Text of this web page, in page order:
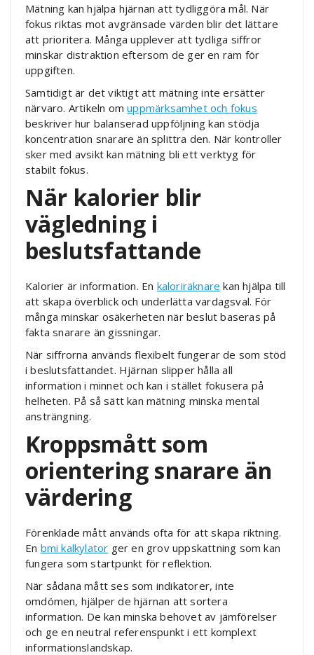
Mätning kan hjälpa hjärnan att tydliggöra mål. När
fokus riktas mot avgränsade värden blir det lättare
att prioritera. Många upplever att tydliga siffror
minskar distraktion eftersom de ger en ram för
uppgiften.
Samtidigt är det viktigt att mätning inte ersätter
närvaro. Artikeln omuppmärksamhet och fokus
beskriver hur balanserad uppföljning kan stödja
koncentration snarare än splittra den. När kontroller
sker med avsikt kan mätning bli ett verktyg för
stabilt fokus.
När kalorier blir
vägledning i
beslutsfattande
Kalorier är information. En kaloriräknare kan hjälpa till
att skapa överblick och underlätta vardagsval. För
många minskar osäkerheten när beslut baseras på
fakta snarare än gissningar.
När siffrorna används flexibelt fungerar de som stöd
i beslutsfattandet. Hjärnan slipper hålla all
information i minnet och kan i stället fokusera på
helheten. På så sätt kan mätning minska mental
ansträngning.
Kroppsmått som
orientering snarare än
värdering
Förenklade mått används ofta för att skapa riktning.
En bmi kalkylator ger en grov uppskattning som kan
fungera som startpunkt för reflektion.
När sådana mått ses som indikatorer, inte
omdömen, hjälper de hjärnan att sortera
information. De kan minska behovet av jämförelser
och ge en neutral referenspunkt i ett komplext
informationslandskap.